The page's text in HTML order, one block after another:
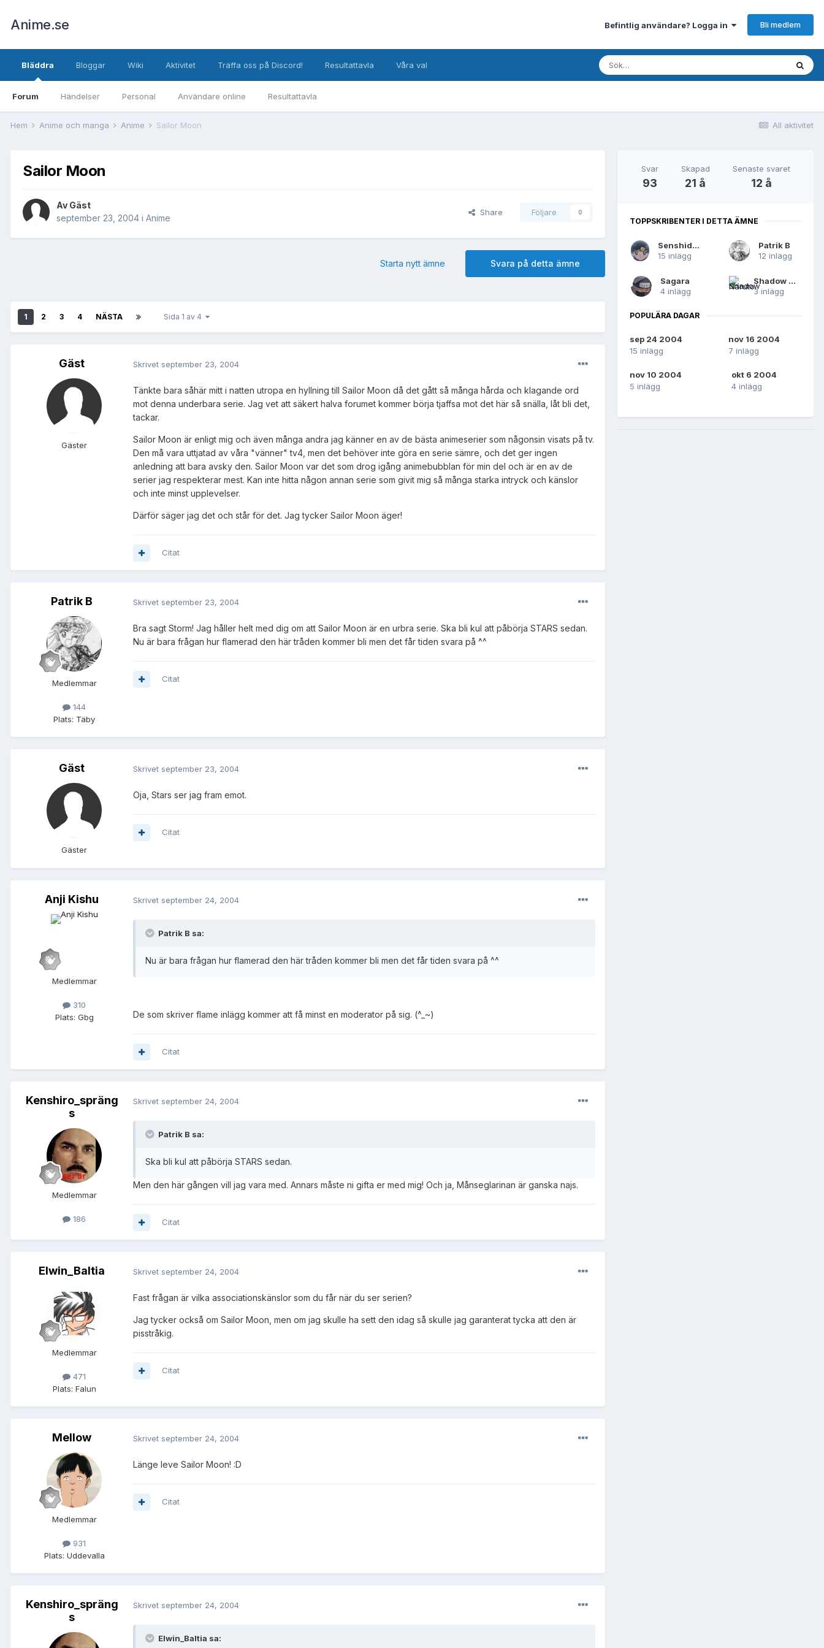
Anime.se Befintlig användare? Logga in Bli medlem
Bläddra
Forum Händelser Personal Användare online Resultattavla
Bloggar Wiki Aktivitet Träffa oss på Discord! Resultattavla Våra val
All aktivitet
Hem Anime och manga Anime Sailor Moon
Sailor Moon
Av Gäst
september 23, 2004 i Anime
Share Följare 0
Svara på detta ämne
Starta nytt ämne
1 2 3 4 NÄSTA Sida 1 av 4
Gäst
Gäster
Skrivet september 23, 2004
Tänkte bara såhär mitt i natten utropa en hyllning till Sailor Moon då det gått så många hårda och klagande ord
mot denna underbara serie. Jag vet att säkert halva forumet kommer börja tjaffsa mot det här så snälla, låt bli det,
tackar.
Sailor Moon är enligt mig och även många andra jag känner en av de bästa animeserier som någonsin visats på tv.
Den må vara uttjatad av våra "vänner" tv4, men det behöver inte göra en serie sämre, och det ger ingen
anledning att bara avsky den. Sailor Moon var det som drog igång animebubblan för min del och är en av de
serier jag respekterar mest. Kan inte hitta någon annan serie som givit mig så många starka intryck och känslor
och inte minst upplevelser.
Därför säger jag det och står för det. Jag tycker Sailor Moon äger!
Citat
Patrik B
Medlemmar
144
Plats: Täby
Skrivet september 23, 2004
Bra sagt Storm! Jag håller helt med dig om att Sailor Moon är en urbra serie. Ska bli kul att påbörja STARS sedan.
Nu är bara frågan hur flamerad den här tråden kommer bli men det får tiden svara på ^^
Citat
Gäst
Gäster
Skrivet september 23, 2004
Oja, Stars ser jag fram emot.
Citat
Anji Kishu
Medlemmar
310
Plats: Gbg
Skrivet september 24, 2004
Patrik B sa:
Nu är bara frågan hur flamerad den här tråden kommer bli men det får tiden svara på ^^
De som skriver flame inlägg kommer att få minst en moderator på sig. (^_~)
Citat
Kenshiro_spräng
s
Medlemmar
186
Skrivet september 24, 2004
Patrik B sa:
Ska bli kul att påbörja STARS sedan.
Men den här gången vill jag vara med. Annars måste ni gifta er med mig! Och ja, Månseglarinan är ganska najs.
Citat
Elwin_Baltia
Medlemmar
471
Plats: Falun
Skrivet september 24, 2004
Fast frågan är vilka associationskänslor som du får när du ser serien?
Jag tycker också om Sailor Moon, men om jag skulle ha sett den idag så skulle jag garanterat tycka att den är
pisstråkig.
Citat
Mellow
Medlemmar
931
Plats: Uddevalla
Skrivet september 24, 2004
Länge leve Sailor Moon! :D
Citat
Kenshiro_spräng
s
Skrivet september 24, 2004
Elwin_Baltia sa:
Svar
93
Skapad
21 å
Senaste svaret
12 å
TOPPSKRIBENTER I DETTA ÄMNE
Senshidude
15 inlägg
Patrik B
12 inlägg
Sagara
4 inlägg
Shadow Naruto
3 inlägg
POPULÄRA DAGAR
sep 24 2004
15 inlägg
nov 16 2004
7 inlägg
nov 10 2004
5 inlägg
okt 6 2004
4 inlägg